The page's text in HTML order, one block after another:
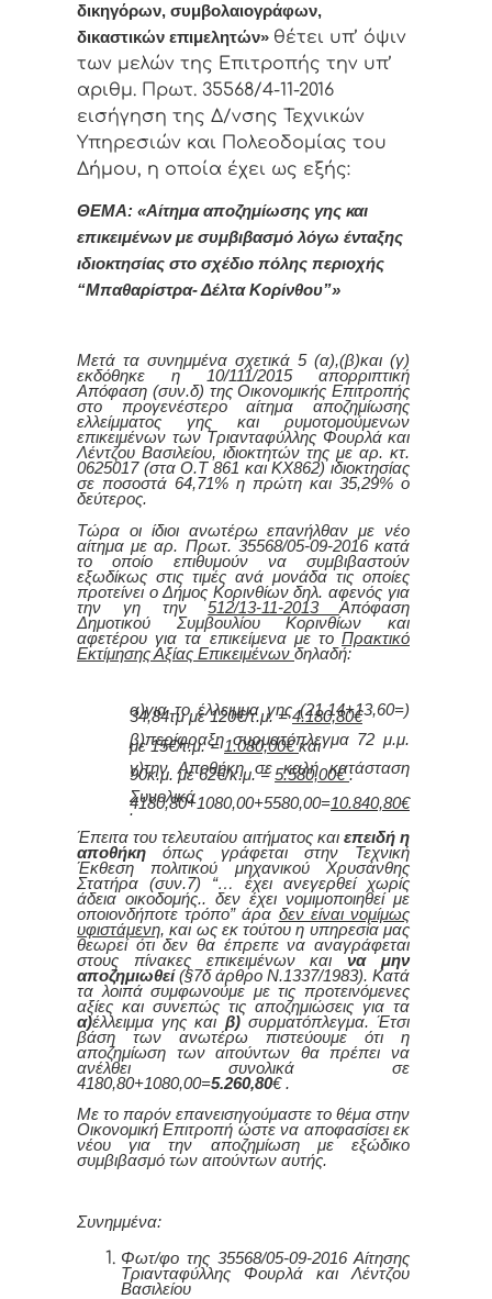
δικηγόρων, συμβολαιογράφων,
δικαστικών επιμελητών» θέτει υπ’ όψιν
των μελών της Επιτροπής την υπ’
αριθμ. Πρωτ. 35568/4-11-2016
εισήγηση της Δ/νσης Τεχνικών
Υπηρεσιών και Πολεοδομίας του
Δήμου, η οποία έχει ως εξής:
ΘΕΜΑ: «Αίτημα αποζημίωσης γης και
επικειμένων με συμβιβασμό λόγω ένταξης
ιδιοκτησίας στο σχέδιο πόλης περιοχής
“Μπαθαρίστρα- Δέλτα Κορίνθου”»
Μετά τα συνημμένα σχετικά 5 (α),(β)και (γ)
εκδόθηκε η 10/111/2015 απορριπτική
Απόφαση (συν.δ) της Οικονομικής Επιτροπής
στο προγενέστερο αίτημα αποζημίωσης
ελλείμματος γης και ρυμοτομούμενων
επικειμένων των Τριανταφύλλης Φουρλά και
Λέντζου Βασιλείου, ιδιοκτητών της με αρ. κτ.
0625017 (στα Ο.Τ 861 και ΚΧ862) ιδιοκτησίας
σε ποσοστά 64,71% η πρώτη και 35,29% ο
δεύτερος.
Τώρα οι ίδιοι ανωτέρω επανήλθαν με νέο
αίτημα με αρ. Πρωτ. 35568/05-09-2016κατά
το οποίο επιθυμούν να συμβιβαστούν
εξωδίκως στις τιμές ανά μονάδα τις οποίες
προτείνει ο Δήμος Κορινθίων δηλ. αφενός για
την γη την512/13-11-2013 Απόφαση
Δημοτικού Συμβουλίου Κορινθίων και
αφετέρου για τα επικείμενα με το Πρακτικό
Εκτίμησης Αξίας Επικειμένωνδηλαδή:
α)για το έλλειμμα γης (21,14+13,60=)
34,84τμ με 120€/τ.μ. =4.180,80€
β)περίφραξη συρματόπλεγμα72 μ.μ.
με 15€/τ.μ. =1.080,00€και
γ)την Αποθήκη σε καλή κατάσταση
90κ.μ. με 62€/κ.μ. =5.580,00€.
Συνολικά
4180,80+1080,00+5580,00=10.840,80€
.
Έπειτα του τελευταίου αιτήματος και επειδή η
αποθήκηόπως γράφεται στην Τεχνική
Έκθεση πολιτικού μηχανικού Χρυσάνθης
Στατήρα (συν.7) “… έχει ανεγερθεί χωρίς
άδεια οικοδομής.. δεν έχει νομιμοποιηθεί με
οποιονδήποτε τρόπο” άρα δεν είναι νομίμως
υφιστάμενη, και ως εκ τούτου η υπηρεσία μας
θεωρεί ότι δεν θα έπρεπε να αναγράφεται
στους πίνακες επικειμένων καινα μην
αποζημιωθεί(§7δ άρθρο Ν.1337/1983). Κατά
τα λοιπά συμφωνούμε με τις προτεινόμενες
αξίες και συνεπώς τις αποζημιώσεις για τα
α)έλλειμμα γης και β)συρματόπλεγμα. Έτσι
βάση των ανωτέρω πιστεύουμε ότι η
αποζημίωση των αιτούντων θα πρέπει να
ανέλθει συνολικά σε
4180,80+1080,00=5.260,80€ .
Με το παρόν επανεισηγούμαστε το θέμα στην
Οικονομική Επιτροπή ώστε να αποφασίσει εκ
νέου για την αποζημίωση με εξώδικο
συμβιβασμό των αιτούντων αυτής.
Συνημμένα:
Φωτ/φο της 35568/05-09-2016 Αίτησης
Τριανταφύλλης Φουρλά και Λέντζου
Βασιλείου